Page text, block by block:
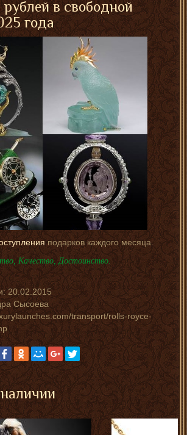
в свободной
года
подарков каждого месяца.
Качество, Достоинство.
20.02.2015
Сысоева
transport/rolls-royce-